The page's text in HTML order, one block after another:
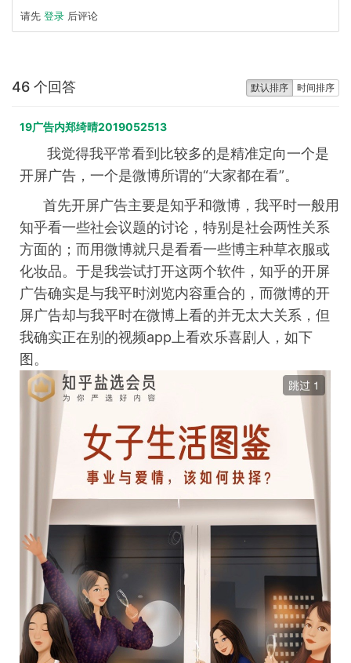
请先 登录 后评论
默认排序 时间排序
46 个回答
19广告内郑绮晴2019052513
我觉得我平常看到比较多的是精准定向一个是
开屏广告，一个是微博所谓的“大家都在看”。
首先开屏广告主要是知乎和微博，我平时一般用
知乎看一些社会议题的讨论，特别是社会两性关系
方面的；而用微博就只是看看一些博主种草衣服或
化妆品。于是我尝试打开这两个软件，知乎的开屏
广告确实是与我平时浏览内容重合的，而微博的开
屏广告却与我平时在微博上看的并无太大关系，但
我确实正在别的视频app 上看欢乐喜剧人，如下
图。